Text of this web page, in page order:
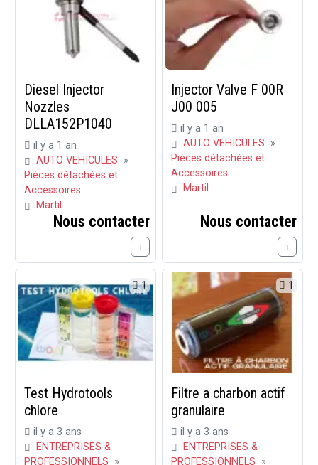
Diesel Injector
Nozzles
DLLA152P1040
il y a 1 an
AUTO VEHICULES »
Pièces détachées et
Accessoires
Martil
Nous contacter
Injector Valve F 00R
J00 005
il y a 1 an
AUTO VEHICULES »
Pièces détachées et
Accessoires
Martil
Nous contacter
1
Test Hydrotools
chlore
il y a 3 ans
ENTREPRISES &
PROFESSIONNELS »
1
Filtre a charbon actif
granulaire
il y a 3 ans
ENTREPRISES &
PROFESSIONNELS »